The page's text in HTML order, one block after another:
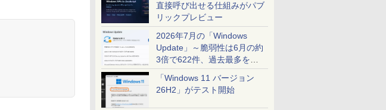
直接呼び出せる仕組みがパブ
リックプレビュー
2026年7月の「Windows
Update」～脆弱性は6月の約
3倍で622件、過去最多を大
幅に更新
「Windows 11 バージョン
26H2」がテスト開始